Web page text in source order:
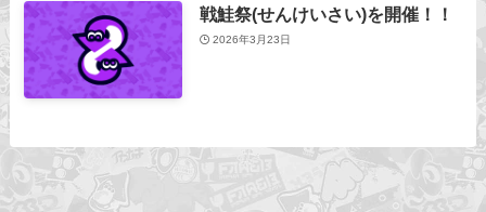
戦鮭祭(せんけいさい)を開催！！
2026年3月23日